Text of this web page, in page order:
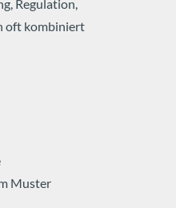
Regulation,
oft kombiniert
Muster